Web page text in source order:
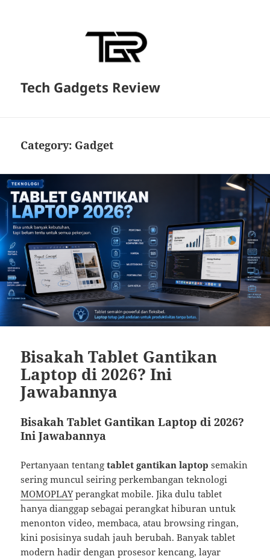
Tech Gadgets Review
Category: Gadget
Bisakah Tablet Gantikan
Laptop di 2026? Ini
Jawabannya
Bisakah Tablet Gantikan Laptop di 2026?
Ini Jawabannya
Pertanyaan tentangtablet gantikan laptop semakin
sering muncul seiring perkembangan teknologi
MOMOPLAYperangkat mobile. Jika dulu tablet
hanya dianggap sebagai perangkat hiburan untuk
menonton video, membaca, atau browsing ringan,
kini posisinya sudah jauh berubah. Banyak tablet
modern hadir dengan prosesor kencang, layar